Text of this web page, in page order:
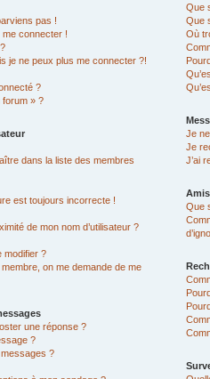
pas !
connecter !
je ne peux plus me connecter ?!
?
forum » ?
dans la liste des membres
est toujours incorrecte !
de mon nom d’utilisateur ?
modifier ?
membre, on me demande de me
une réponse ?
?
?
Que
Que
Où
Je
Je
J’ai
Que